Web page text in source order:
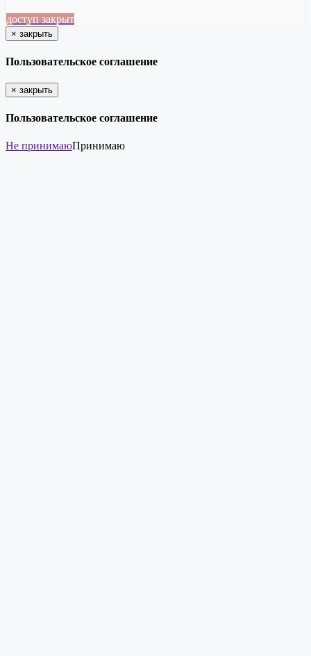
доступ закрыт
× закрыть
Пользовательское соглашение
× закрыть
Пользовательское соглашение
Не принимаюПринимаю